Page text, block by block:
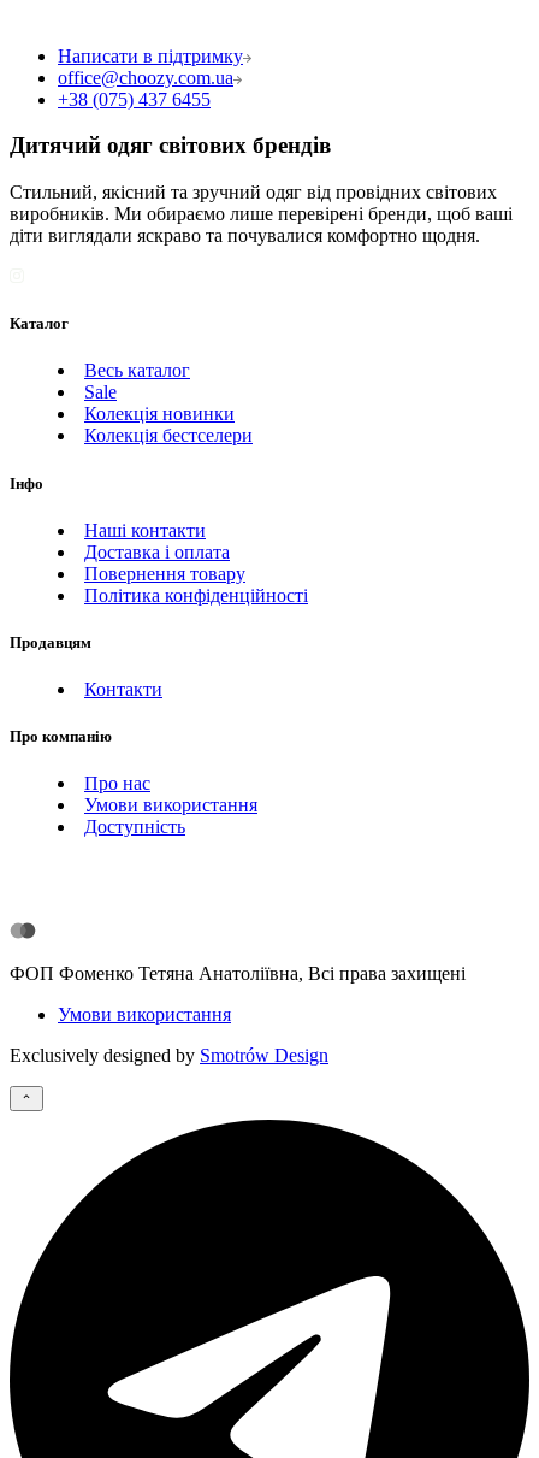
Написати в підтримку
office@choozy.com.ua
+38 (075) 437 6455
Дитячий одяг світових брендів
Стильний, якісний та зручний одяг від провідних світових
виробників. Ми обираємо лише перевірені бренди, щоб ваші
діти виглядали яскраво та почувалися комфортно щодня.
Каталог
Весь каталог
Sale
Колекція новинки
Колекція бестселери
Інфо
Наші контакти
Доставка і оплата
Повернення товару
Політика конфіденційності
Продавцям
Контакти
Про компанію
Про нас
Умови використання
Доступність
ФОП Фоменко Тетяна Анатоліївна, Всі права захищені
Умови використання
Exclusively designed by Smotrów Design